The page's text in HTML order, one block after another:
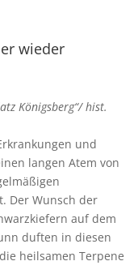
wieder
Königsberg“/ hist.
und
langen Atem von
Der Wunsch der
auf dem
duften in diesen
heilsamen Terpene